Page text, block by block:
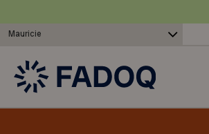
Mauricie